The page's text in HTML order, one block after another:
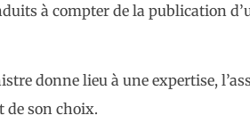
à compter de la publication
donne lieu à une expertise,
de son choix.